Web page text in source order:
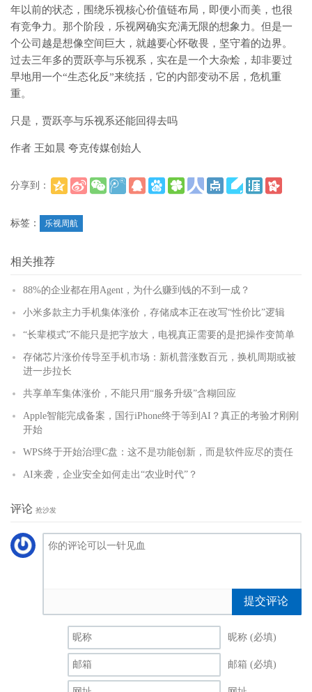
年以前的状态，围绕乐视核心价值链布局，即便小而美，也很
有竞争力。那个阶段，乐视网确实充满无限的想象力。但是一
个公司越是想像空间巨大，就越要心怀敬畏，坚守着的边界。
过去三年多的贾跃亭与乐视系，实在是一个大杂烩，却非要过
早地用一个“生态化反”来统括，它的内部变动不居，危机重
重。
只是，贾跃亭与乐视系还能回得去吗
作者 王如晨 夸克传媒创始人
分享到：
标签：
乐视周航
相关推荐
88%的企业都在用Agent，为什么赚到钱的不到一成？
小米多款主力手机集体涨价，存储成本正在改写“性价比”逻辑
“长辈模式”不能只是把字放大，电视真正需要的是把操作变简单
存储芯片涨价传导至手机市场：新机普涨数百元，换机周期或被
进一步拉长
共享单车集体涨价，不能只用“服务升级”含糊回应
Apple智能完成备案，国行iPhone终于等到AI？真正的考验才刚刚
开始
WPS终于开始治理C盘：这不是功能创新，而是软件应尽的责任
AI来袭，企业安全如何走出“农业时代”？
评论 抢沙发
提交评论
昵称 (必填)
邮箱 (必填)